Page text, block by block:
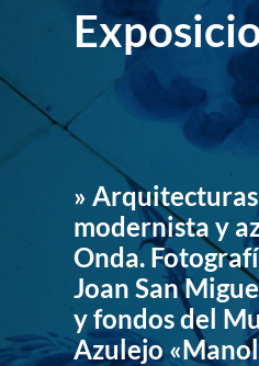
»
modernista y
Onda.
Joan San
y fondos del
Azulejo